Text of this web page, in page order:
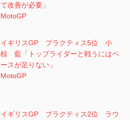
て改善が必要」
MotoGP
イギリスGP プラクティス5位 小
椋 藍「トップライダーと戦うにはペ
ースが足りない」
MotoGP
イギリスGP プラクティス2位 ラウ